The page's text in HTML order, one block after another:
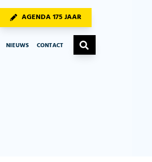
AGENDA 175 JAAR
NIEUWS CONTACT